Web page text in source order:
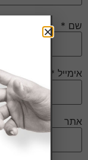
שם *
אימייל *
אתר